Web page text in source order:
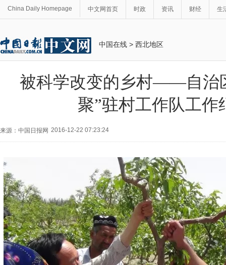
China Daily Homepage 中文网首页 时政 资讯 财经 生
中国在线 > 西北地区
被科学改变的乡村——自治
聚”驻村工作队工作
来源：中国日报网 2016-12-22 07:23:24